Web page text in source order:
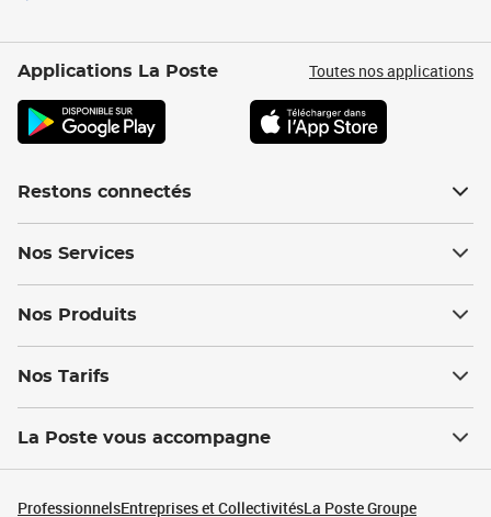
Applications La Poste Toutes nos applications
Restons connectés
Nos Services
Nos Produits
Nos Tarifs
La Poste vous accompagne
ProfessionnelsEntreprises et CollectivitésLa Poste Groupe